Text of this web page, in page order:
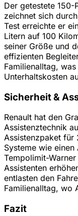
Der getestete
zeichnet sich
Test erreichte er
Litern auf 100
seiner Größe und
effizienten
Familienalltag,
Unterhaltskosten
Sicherheit &
Renault hat den
Assistenztechnik
Assistenzpaket für
Systeme wie
Tempolimit-
Assistenten
entlasten den
Familienalltag, wo
Fazit